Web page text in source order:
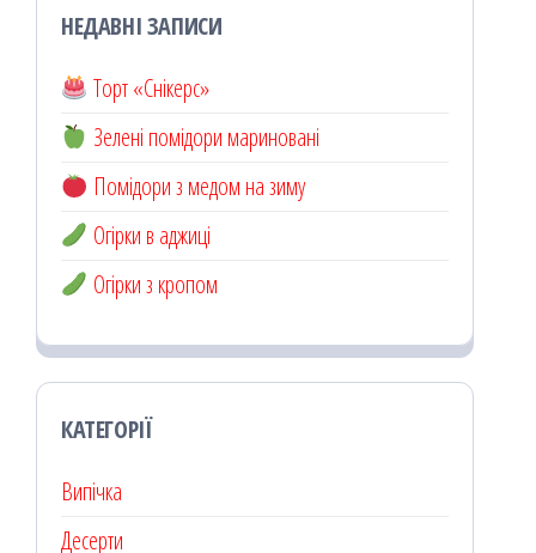
НЕДАВНІ ЗАПИСИ
Торт «Снікерс»
Зелені помідори мариновані
Помідори з медом на зиму
Огірки в аджиці
Огірки з кропом
КАТЕГОРІЇ
Випічка
Десерти